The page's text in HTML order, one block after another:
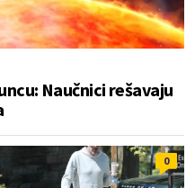
Naučnici rešavaju
0